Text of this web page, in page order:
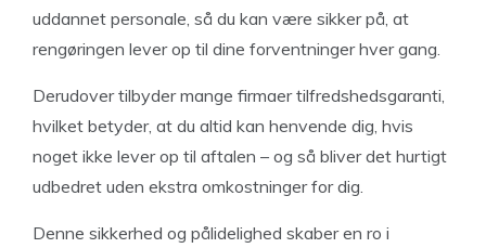
uddannet personale, så du kan være sikker på, at
rengøringen lever op til dine forventninger hver gang.
Derudover tilbyder mange firmaer tilfredshedsgaranti,
hvilket betyder, at du altid kan henvende dig, hvis
noget ikke lever op til aftalen – og så bliver det hurtigt
udbedret uden ekstra omkostninger for dig.
Denne sikkerhed og pålidelighed skaber en ro i